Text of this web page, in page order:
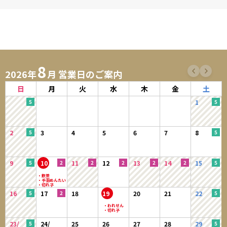
2026年8月 営業日のご案内
日 月 火 水 木 金 土
1
2 3 4 5 6 7 8
9 10 11 12 13 14 15
16 17 18 19 20 21 22
23/ 24/ 25 26 27 28 29